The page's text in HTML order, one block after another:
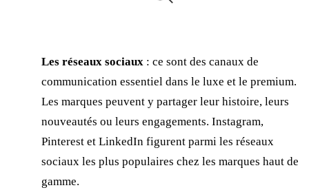
Les réseaux sociaux : ce sont des canaux de
communication essentiel dans le luxe et le premium.
Les marques peuvent y partager leur histoire, leurs
nouveautés ou leurs engagements. Instagram,
Pinterest et LinkedIn figurent parmi les réseaux
sociaux les plus populaires chez les marques haut de
gamme.